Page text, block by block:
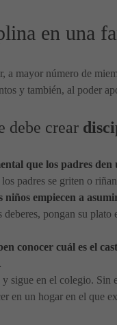
en una
a mayor número de
y también, al poder
debe crear
que los padres den
padres se griten o
empiecen a
deberes, pongan su
conocer cuál es el
sigue en el colegio. Sin
en un hogar en el que